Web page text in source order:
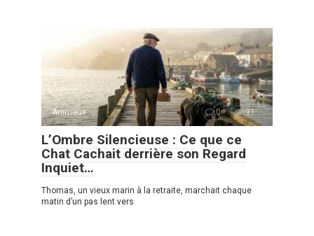
Animaux 0 91
L’Ombre Silencieuse : Ce que ce
Chat Cachait derrière son Regard
Inquiet…
Thomas, un vieux marin à la retraite, marchait chaque
matin d’un pas lent vers